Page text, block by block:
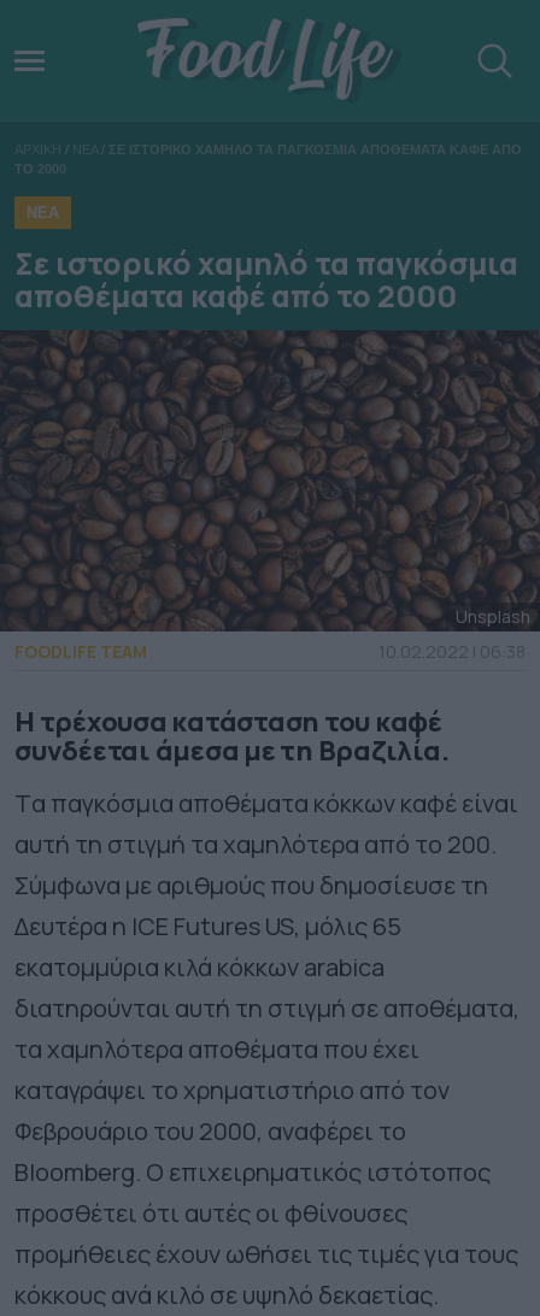
ΑΡΧΙΚΗ / ΝΕΑ / ΣΕ ΙΣΤΟΡΙΚΟ ΧΑΜΗΛΟ ΤΑ ΠΑΓΚΟΣΜΙΑ ΑΠΟΘΕΜΑΤΑ ΚΑΦΕ ΑΠΟ
ΤΟ 2000
ΝΕΑ
Σε ιστορικό χαμηλό τα παγκόσμια
αποθέματα καφέ από το 2000
Unsplash
FOODLIFE TEAM
10.02.2022 | 06:38
Η τρέχουσα κατάσταση του καφέ
συνδέεται άμεσα με τη Βραζιλία.
Tα παγκόσμια αποθέματα κόκκων καφέ είναι
αυτή τη στιγμή τα χαμηλότερα από το 200.
Σύμφωνα με αριθμούς που δημοσίευσε τη
Δευτέρα η ICE Futures US, μόλις 65
εκατομμύρια κιλά κόκκων arabica
διατηρούνται αυτή τη στιγμή σε αποθέματα,
τα χαμηλότερα αποθέματα που έχει
καταγράψει το χρηματιστήριο από τον
Φεβρουάριο του 2000, αναφέρει το
Bloomberg. Ο επιχειρηματικός ιστότοπος
προσθέτει ότι αυτές οι φθίνουσες
προμήθειες έχουν ωθήσει τις τιμές για τους
κόκκους ανά κιλό σε υψηλό δεκαετίας.